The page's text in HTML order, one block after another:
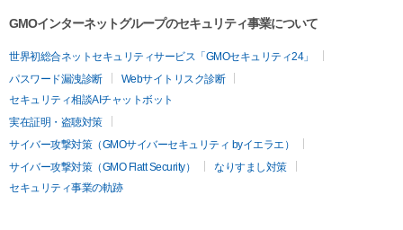
GMOインターネットグループのセキュリティ事業について
世界初総合ネットセキュリティサービス「GMOセキュリティ24」
パスワード漏洩診断
Webサイトリスク診断
セキュリティ相談AIチャットボット
実在証明・盗聴対策
サイバー攻撃対策（GMOサイバーセキュリティ byイエラエ）
サイバー攻撃対策（GMO Flatt Security）
なりすまし対策
セキュリティ事業の軌跡